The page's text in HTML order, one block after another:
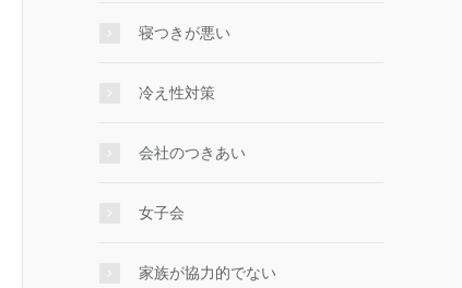
寝つきが悪い
冷え性対策
会社のつきあい
女子会
家族が協力的でない